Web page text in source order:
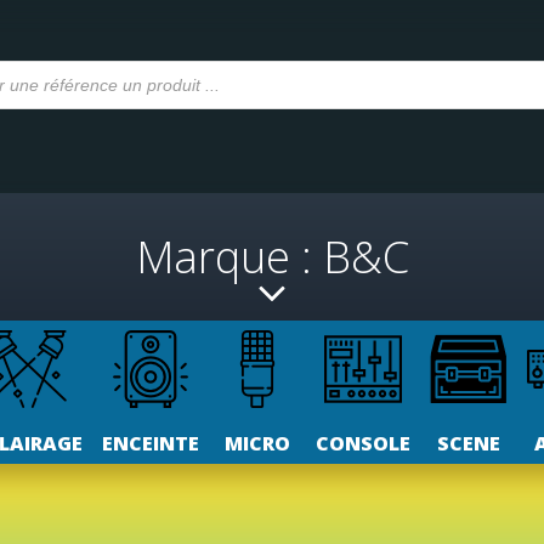
Marque : B&C
ENCEINTE MICRO CONSOLE SCENE